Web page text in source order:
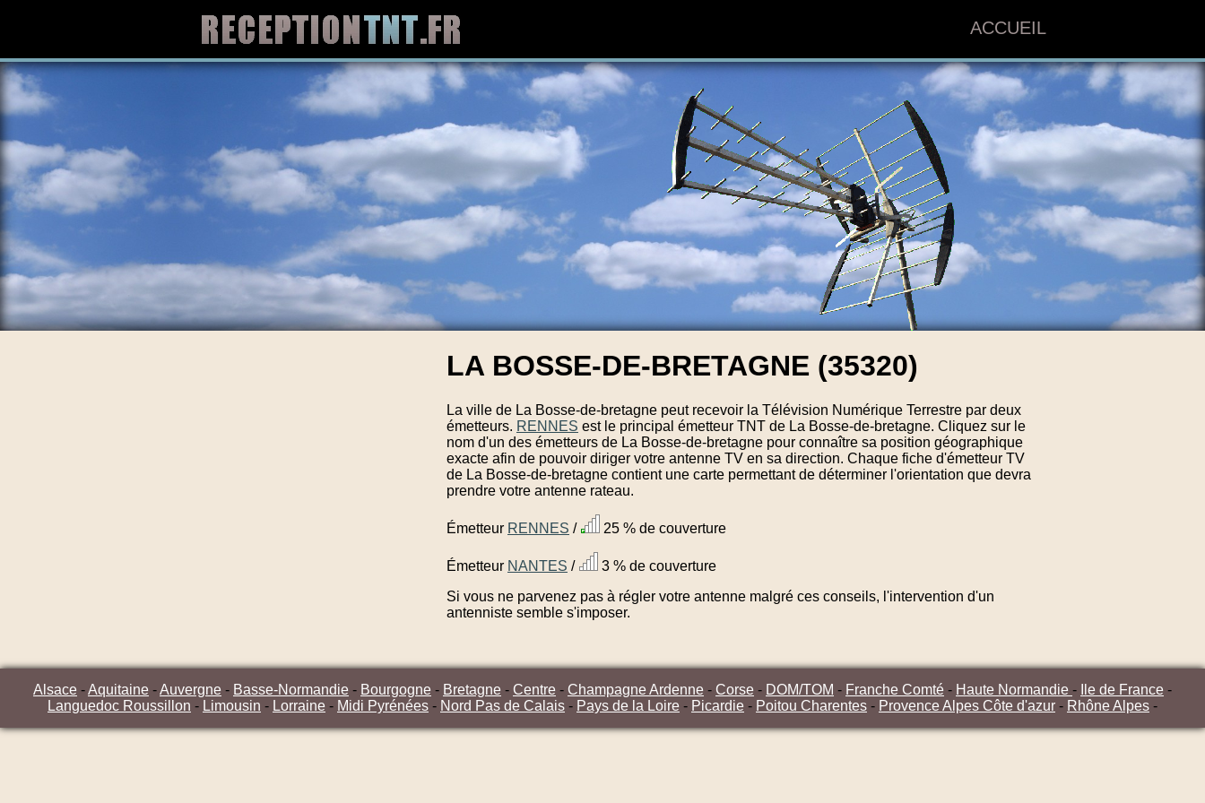
ACCUEIL
LA BOSSE-DE-BRETAGNE (35320)
La ville de La Bosse-de-bretagne peut recevoir la Télévision Numérique Terrestre par deux
émetteurs. RENNES est le principal émetteur TNT de La Bosse-de-bretagne. Cliquez sur le
nom d'un des émetteurs de La Bosse-de-bretagne pour connaître sa position géographique
exacte afin de pouvoir diriger votre antenne TV en sa direction. Chaque fiche d'émetteur TV
de La Bosse-de-bretagne contient une carte permettant de déterminer l'orientation que devra
prendre votre antenne rateau.
Émetteur RENNES / 25 % de couverture
Émetteur NANTES /
3 % de couverture
Si vous ne parvenez pas à régler votre antenne malgré ces conseils, l'intervention d'un
antenniste semble s'imposer.
Alsace -Aquitaine -Auvergne - Basse-Normandie - Bourgogne - Bretagne - Centre - Champagne Ardenne - Corse - DOM/TOM - Franche Comté - Haute Normandie - Ile de France -
Languedoc Roussillon - Limousin - Lorraine - Midi Pyrénées - Nord Pas de Calais - Pays de la Loire - Picardie - Poitou Charentes - Provence Alpes Côte d'azur - Rhône Alpes -